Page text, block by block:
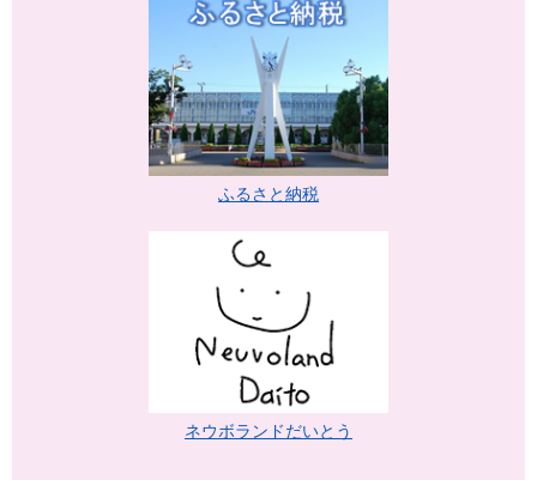
ふるさと納税
ネウボランドだいとう